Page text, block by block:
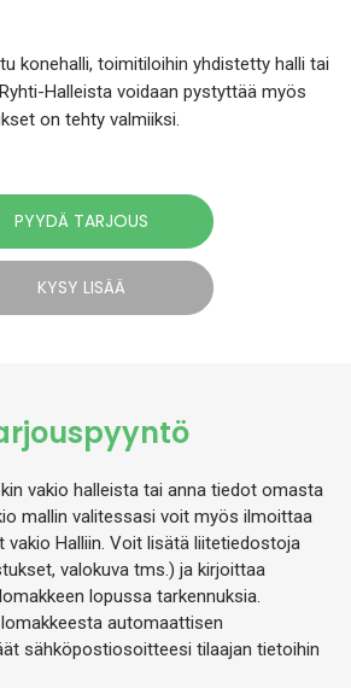
konehalli, toimitiloihin yhdistetty halli tai
Halleista voidaan pystyttää myös
on tehty valmiiksi.
PYYDÄ TARJOUS
KYSY LISÄÄ
vakio halleista tai anna tiedot omasta
mallin valitessasi voit myös ilmoittaa
Halliin. Voit lisätä liitetiedostoja
valokuva tms.) ja kirjoittaa
lopussa tarkennuksia.
automaattisen
sähköpostiosoitteesi tilaajan tietoihin